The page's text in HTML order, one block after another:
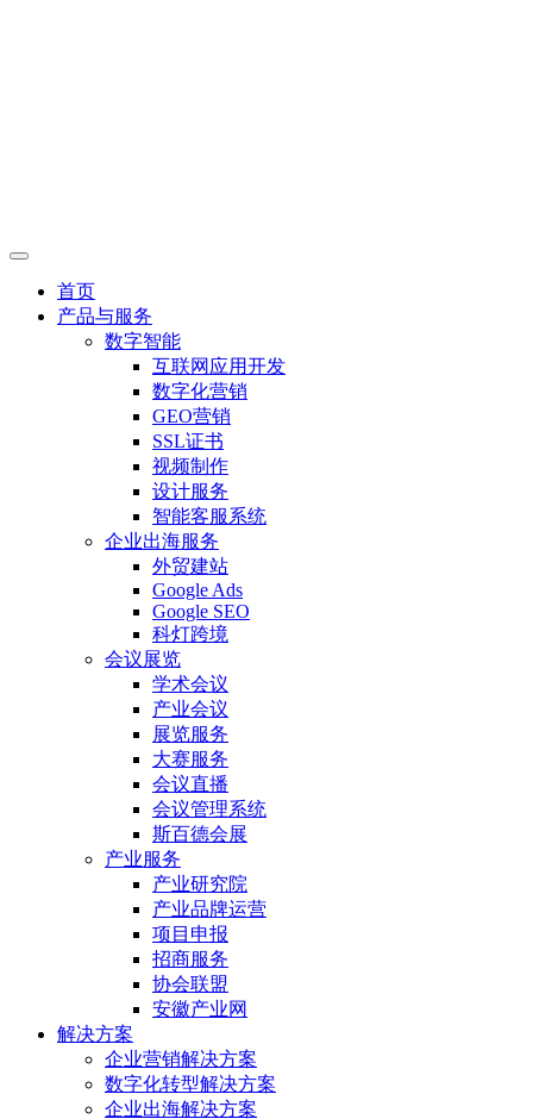
首页
产品与服务
数字智能
互联网应用开发
数字化营销
GEO营销
SSL证书
视频制作
设计服务
智能客服系统
企业出海服务
外贸建站
Google Ads
Google SEO
科灯跨境
会议展览
学术会议
产业会议
展览服务
大赛服务
会议直播
会议管理系统
斯百德会展
产业服务
产业研究院
产业品牌运营
项目申报
招商服务
协会联盟
安徽产业网
解决方案
企业营销解决方案
数字化转型解决方案
企业出海解决方案